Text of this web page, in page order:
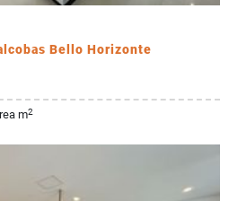
Bello Horizonte
m2